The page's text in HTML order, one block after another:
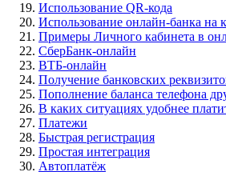
Использование QR-кода
Использование онлайн-банка на
Примеры Личного кабинета в
СберБанк-онлайн
ВТБ-онлайн
Получение банковских
Пополнение баланса телефона
В каких ситуациях удобнее
Платежи
Быстрая регистрация
Простая интеграция
Автоплатёж